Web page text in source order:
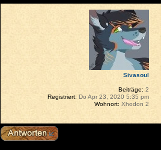
Sivasoul
Beiträge: 2
Registriert: Do Apr 23, 2020 5:35 pm
Wohnort: Xhodon 2
Antwort erstellen